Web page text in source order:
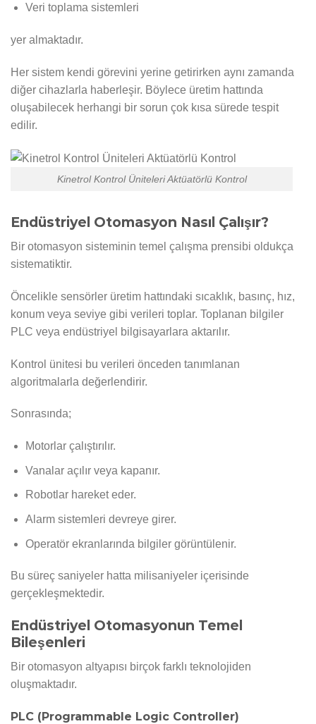
Veri toplama sistemleri
yer almaktadır.
Her sistem kendi görevini yerine getirirken aynı zamanda
diğer cihazlarla haberleşir. Böylece üretim hattında
oluşabilecek herhangi bir sorun çok kısa sürede tespit
edilir.
Kinetrol Kontrol Üniteleri Aktüatörlü Kontrol
Endüstriyel Otomasyon Nasıl Çalışır?
Bir otomasyon sisteminin temel çalışma prensibi oldukça
sistematiktir.
Öncelikle sensörler üretim hattındaki sıcaklık, basınç, hız,
konum veya seviye gibi verileri toplar. Toplanan bilgiler
PLC veya endüstriyel bilgisayarlara aktarılır.
Kontrol ünitesi bu verileri önceden tanımlanan
algoritmalarla değerlendirir.
Sonrasında;
Motorlar çalıştırılır.
Vanalar açılır veya kapanır.
Robotlar hareket eder.
Alarm sistemleri devreye girer.
Operatör ekranlarında bilgiler görüntülenir.
Bu süreç saniyeler hatta milisaniyeler içerisinde
gerçekleşmektedir.
Endüstriyel Otomasyonun Temel
Bileşenleri
Bir otomasyon altyapısı birçok farklı teknolojiden
oluşmaktadır.
PLC (Programmable Logic Controller)